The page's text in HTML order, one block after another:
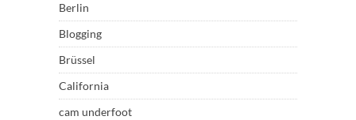
Berlin
Blogging
Brüssel
California
cam underfoot